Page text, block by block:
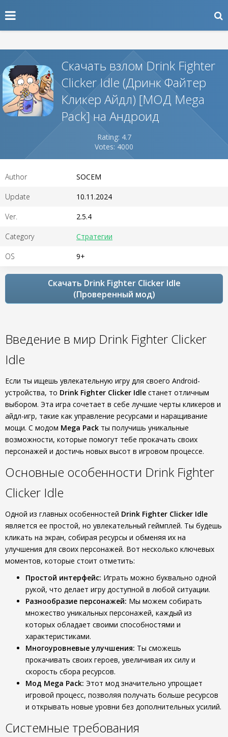
Скачать взлом Drink Fighter
Clicker Idle (Дринк Файтер
Кликер Айдл) [МОД Mega
Pack] на Андроид
Rating: 4.7
Votes: 4000
Author SOCEM
Update 10.11.2024
Ver. 2.5.4
Category Стратегии
OS 9+
Скачать Drink Fighter Clicker Idle
(Проверенный мод)
Введение в мир Drink Fighter Clicker
Idle
Если ты ищешь увлекательную игру для своего Android-
устройства, то Drink Fighter Clicker Idle станет отличным
выбором. Эта игра сочетает в себе лучшие черты кликеров и
айдл-игр, такие как управление ресурсами и наращивание
мощи. С модом Mega Pack ты получишь уникальные
возможности, которые помогут тебе прокачать своих
персонажей и достичь новых высот в игровом процессе.
Основные особенности Drink Fighter
Clicker Idle
Одной из главных особенностей Drink Fighter Clicker Idle
является ее простой, но увлекательный геймплей. Ты будешь
кликать на экран, собирая ресурсы и обменяя их на
улучшения для своих персонажей. Вот несколько ключевых
моментов, которые стоит отметить:
Простой интерфейс: Играть можно буквально одной
рукой, что делает игру доступной в любой ситуации.
Разнообразие персонажей: Мы можем собирать
множество уникальных персонажей, каждый из
которых обладает своими способностями и
характеристиками.
Многоуровневые улучшения: Ты сможешь
прокачивать своих героев, увеличивая их силу и
скорость сбора ресурсов.
Мод Mega Pack: Этот мод значительно упрощает
игровой процесс, позволяя получать больше ресурсов
и открывать новые уровни без дополнительных усилий.
Системные требования